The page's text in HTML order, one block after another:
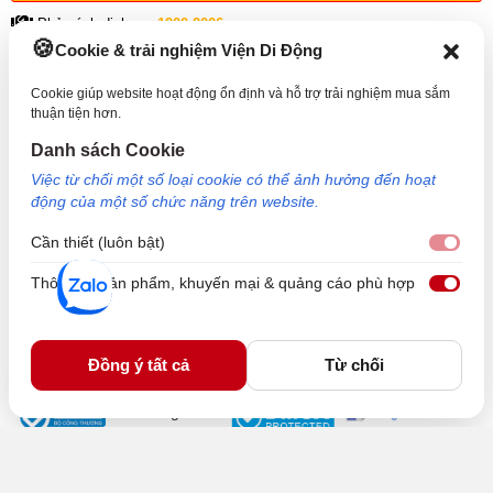
Cookie & trải nghiệm Viện Di Động
Cookie giúp website hoạt động ổn định và hỗ trợ trải nghiệm mua sắm
thuận tiện hơn.
Danh sách Cookie
Việc từ chối một số loại cookie có thể ảnh hưởng đến hoạt
động của một số chức năng trên website.
Cần thiết (luôn bật)
Thông tin sản phẩm, khuyến mại & quảng cáo phù hợp
Đồng ý tất cả Từ chối
Thay màn hình Samsung Galaxy A8 2018 sẽ giải quyết vấn
Phản ánh dịch vụ: 1900.2006
THÔNG TIN HỖ TRỢ
VỀ VIỆN DI ĐỘNG
KẾT NỐI VỚI VIỆN DI ĐỘNG
Công Ty TNHH Công Nghệ và Đầu Tư Viện Di Động - 73 Trần Quang Khải, Phường Tân
kế hoạch và đầu tư TP Hồ Chí Minh. Giám đốc: Nguyễn Ngọc Ngân. Hotline: 1800.6729
(miễn phí) - Email: cskh@viendidong.com - Bản quyền thuộc về Viện Di Động.